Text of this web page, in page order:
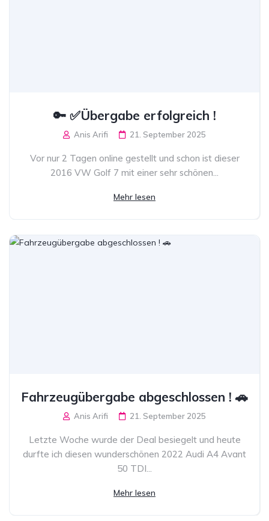
🔑 ✅Übergabe erfolgreich !
Anis Arifi 21. September 2025
Vor nur 2 Tagen online gestellt und schon ist dieser
2016 VW Golf 7 mit einer sehr schönen...
Mehr lesen
Fahrzeugübergabe abgeschlossen ! 🚗
Anis Arifi 21. September 2025
Letzte Woche wurde der Deal besiegelt und heute
durfte ich diesen wunderschönen 2022 Audi A4 Avant
50 TDI...
Mehr lesen